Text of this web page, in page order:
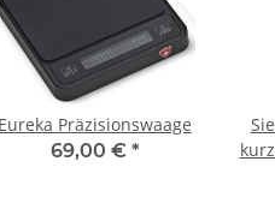
Eureka Präzisionswaage
69,00 € *